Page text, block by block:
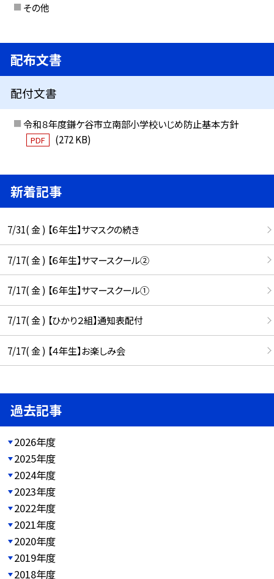
その他
配布文書
配付文書
令和８年度鎌ケ谷市立南部小学校いじめ防止基本方針
PDF (272 KB)
新着記事
7/31( 金 ) 【６年生】サマスクの続き
7/17( 金 ) 【６年生】サマースクール②
7/17( 金 ) 【６年生】サマースクール①
7/17( 金 ) 【ひかり２組】通知表配付
7/17( 金 ) 【４年生】お楽しみ会
過去記事
2026年度
2025年度
2024年度
2023年度
2022年度
2021年度
2020年度
2019年度
2018年度